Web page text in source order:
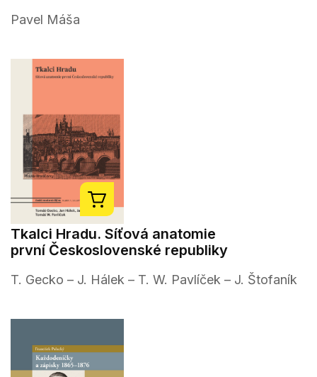
Pavel Máša
Tkalci Hradu. Síťová anatomie
první Československé republiky
T. Gecko – J. Hálek – T. W. Pavlíček – J. Štofaník